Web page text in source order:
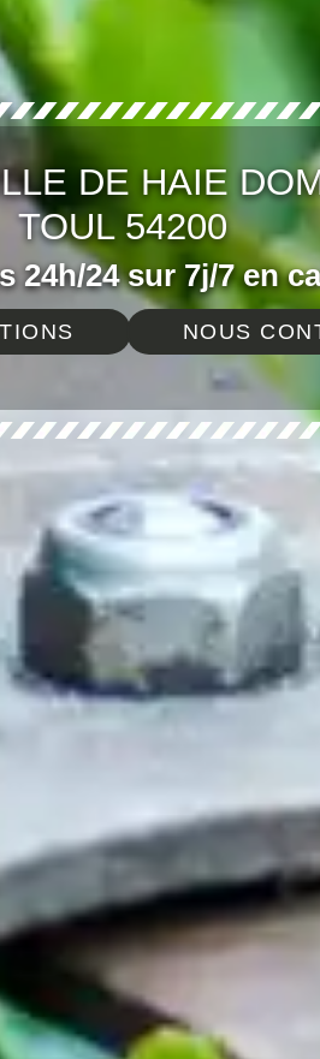
DE HAIE
TOUL 54200
24h/24 sur 7j/7 en
NOUS